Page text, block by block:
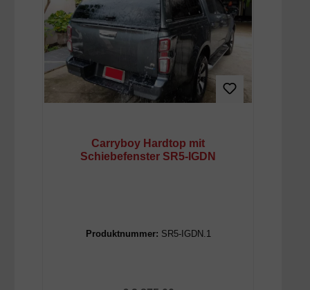
Carryboy Hardtop mit
Schiebefenster SR5-IGDN
Produktnummer: SR5-IGDN.1